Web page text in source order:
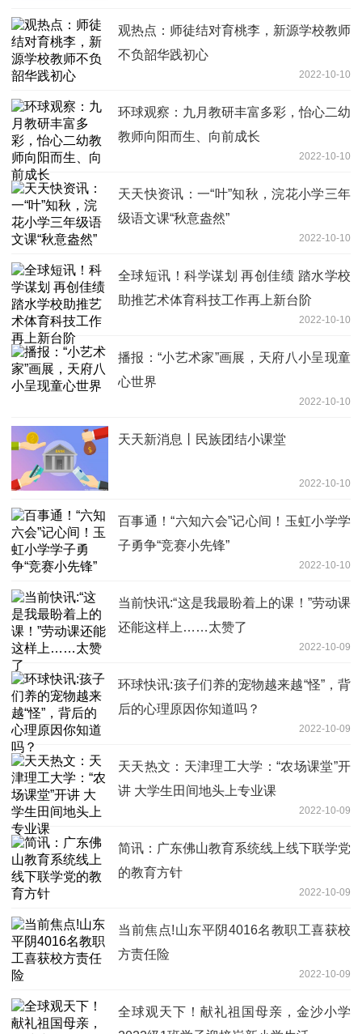
观热点：师徒结对育桃李，新源学校教师
不负韶华践初心
2022-10-10
环球观察：九月教研丰富多彩，怡心二幼
教师向阳而生、向前成长
2022-10-10
天天快资讯：一“叶”知秋，浣花小学三年
级语文课“秋意盎然”
2022-10-10
全球短讯！科学谋划 再创佳绩 踏水学校
助推艺术体育科技工作再上新台阶
2022-10-10
播报：“小艺术家”画展，天府八小呈现童
心世界
2022-10-10
天天新消息丨民族团结小课堂
2022-10-10
百事通！“六知六会”记心间！玉虹小学学
子勇争“竞赛小先锋”
2022-10-10
当前快讯:“这是我最盼着上的课！”劳动课
还能这样上……太赞了
2022-10-09
环球快讯:孩子们养的宠物越来越“怪”，背
后的心理原因你知道吗？
2022-10-09
天天热文：天津理工大学：“农场课堂”开
讲 大学生田间地头上专业课
2022-10-09
简讯：广东佛山教育系统线上线下联学党
的教育方针
2022-10-09
当前焦点!山东平阴4016名教职工喜获校
方责任险
2022-10-09
全球观天下！献礼祖国母亲，金沙小学